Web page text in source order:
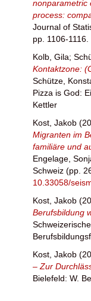
nonparametric
process:
Journal of
pp. 1106-1116.
Kolb, Gila;
Kontaktzone:
Schütze,
Pizza is God:
Kettler
Kost, Jakob
Migranten im
familiäre und
Engelage,
Schweiz (pp.
10.33058/
Kost, Jakob
Berufsbildung
Kost, Jakob
– Zur
Bielefeld: W.